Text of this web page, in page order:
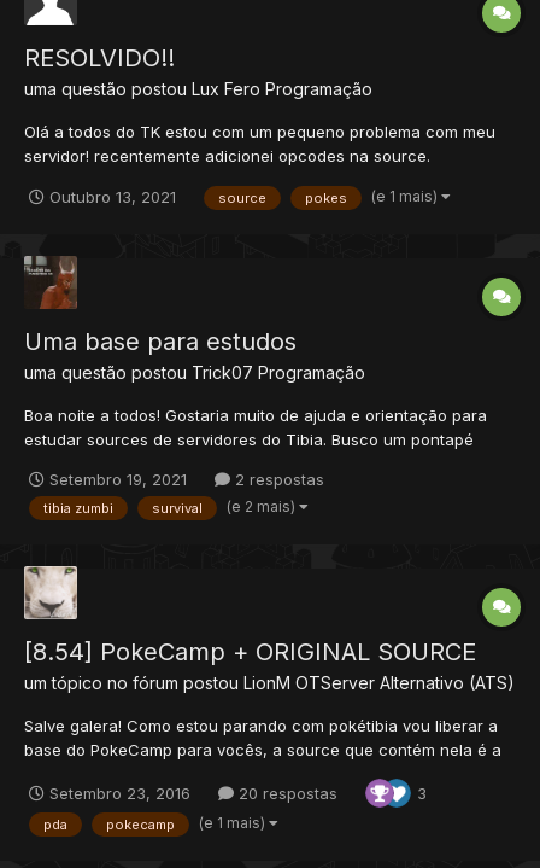
RESOLVIDO!!
uma questão postou Lux Fero Programação
Olá a todos do TK estou com um pequeno problema com meu
servidor! recentemente adicionei opcodes na source.
bom logo de inicio não apareceu problemas na distro nem no
Outubro 13, 2021 source pokes (e 1 mais)
Uma base para estudos
uma questão postou Trick07 Programação
Boa noite a todos! Gostaria muito de ajuda e orientação para
estudar sources de servidores do Tibia. Busco um pontapé
essa ajuda aqui? Quero aprender! Para fins de estudos para
autoconhecimento e criar meu próprio ser...
Setembro 19, 2021 2 respostas
tibia zumbi survival (e 2 mais)
[8.54] PokeCamp + ORIGINAL SOURCE
um tópico no fórum postou LionM OTServer Alternativo (ATS)
Salve galera! Como estou parando com pokétibia vou liberar a
base do PokeCamp para vocês, a source que contém nela é a
proveito. Uma base muito boa para começar um projeto, pelo
fato de ser PDA e uma source limpa e organizada. Changelog...
Setembro 23, 2016 20 respostas 3
pda pokecamp (e 1 mais)